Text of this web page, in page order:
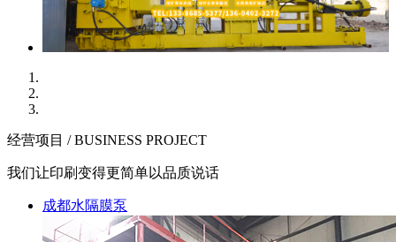
经营项目 / BUSINESS PROJECT
我们让印刷变得更简单以品质说话
成都水隔膜泵